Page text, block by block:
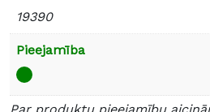
19390
Pieejamība